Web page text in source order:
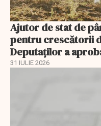
Ajutor de stat de
pentru crescătorii
Deputaților a
31 IULIE 2026